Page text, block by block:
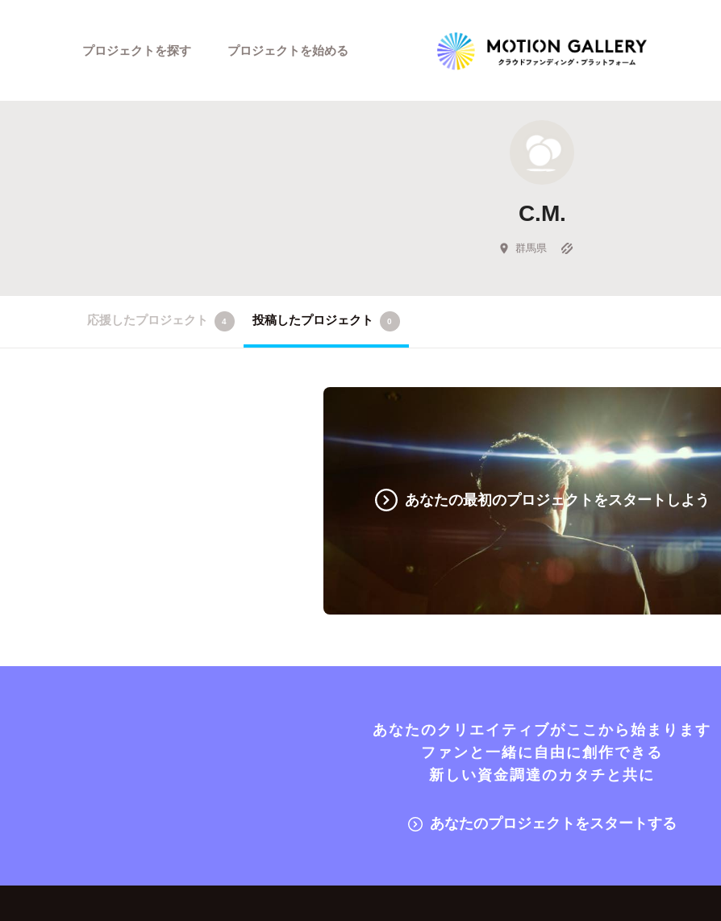
プロジェクトを探す
新着プロジェクト
Feature
キュレーターから探す
プロジェクトを始める
C.M.
群馬県
応援したプロジェクト 4 投稿したプロジェクト 0
あなたの最初のプロジェクトをスタートしよう
あなたのクリエイティブがここから始まります
ファンと一緒に自由に創作できる
新しい資金調達のカタチと共に
あなたのプロジェクトをスタートする